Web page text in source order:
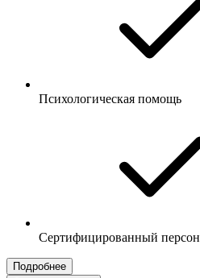
Психологическая помощь
Сертифицированный
Подробнее